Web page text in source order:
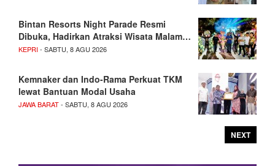
Bintan Resorts Night Parade Resmi
Dibuka, Hadirkan Atraksi Wisata Malam…
KEPRI- SABTU, 8 AGU 2026
Kemnaker dan Indo-Rama Perkuat TKM
lewat Bantuan Modal Usaha
JAWA BARAT- SABTU, 8 AGU 2026
NEXT